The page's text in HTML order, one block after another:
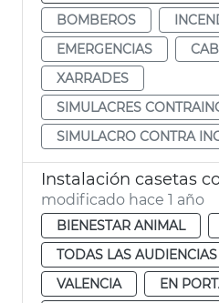
BOMBEROS
EMERGENCIAS
XARRADES
SIMULACRES
SIMULACRO CONTRA
modificado hace 1 año
BIENESTAR ANIMAL
TODAS LAS AUDIENCIAS
VALENCIA
EN